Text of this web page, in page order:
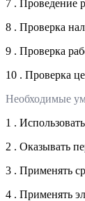
7 . Проведение
8 . Проверка
9 . Проверка
10 . Проверка
Необходимые
1 .
2 . Оказывать
3 . Применять
4 . Применять